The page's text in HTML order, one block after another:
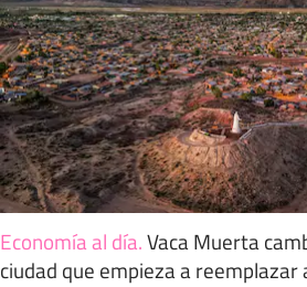
Economía al día.Vaca Muerta
ciudad que empieza a reemplazar